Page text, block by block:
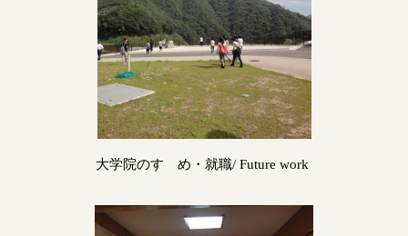
大学院のすゝめ・就職/ Future work